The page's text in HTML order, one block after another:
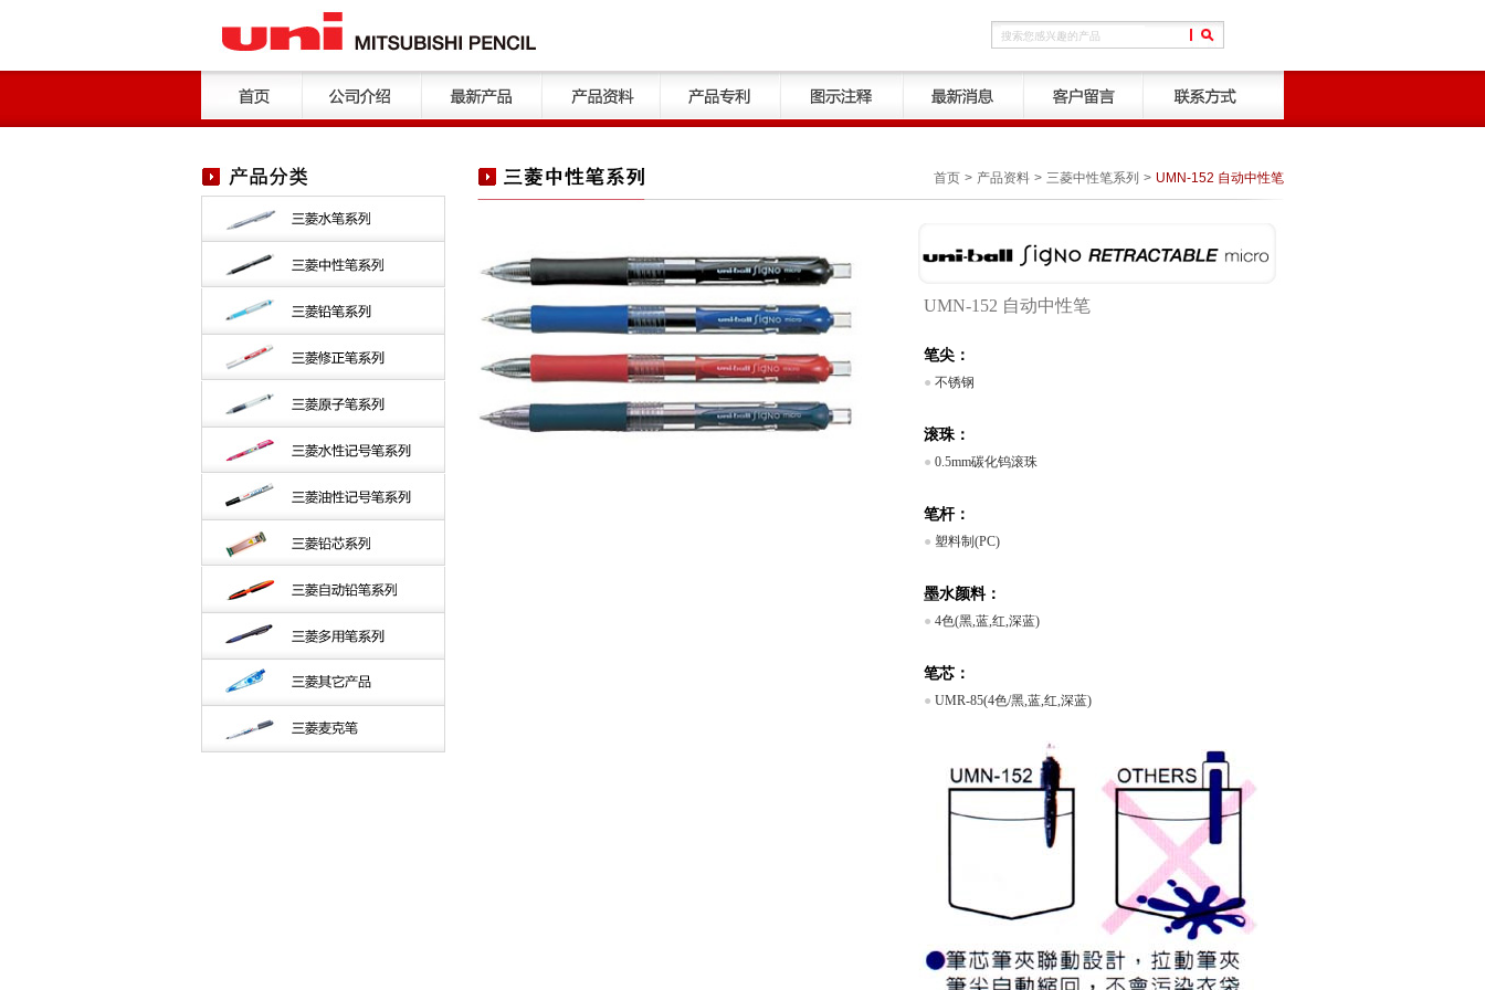
首页 > 产品资料 > 三菱中性笔系列 > UMN-152 自动中性笔
UMN-152 自动中性笔
笔尖：
● 不锈钢
滚珠：
● 0.5mm碳化钨滚珠
笔杆：
● 塑料制(PC)
墨水颜料：
● 4色(黑,蓝,红,深蓝)
笔芯：
● UMR-85(4色/黑,蓝,红,深蓝)